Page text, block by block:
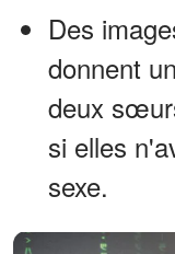
Des
donnent
deux
si elles
sexe.